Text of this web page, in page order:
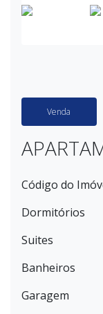
Venda
Código do
Dormitórios
Suites
Banheiros
Garagem